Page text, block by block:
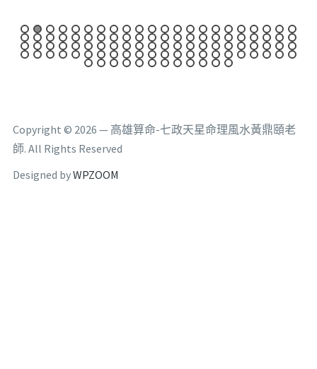
Copyright © 2026 — 高雄算命-七政天星命理風水黃鼎頤老
師. All Rights Reserved
Designed byWPZOOM